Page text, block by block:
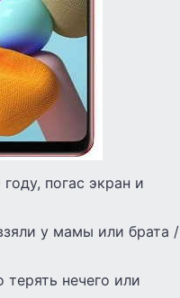
погас экран и
у мамы или брата /
нечего или